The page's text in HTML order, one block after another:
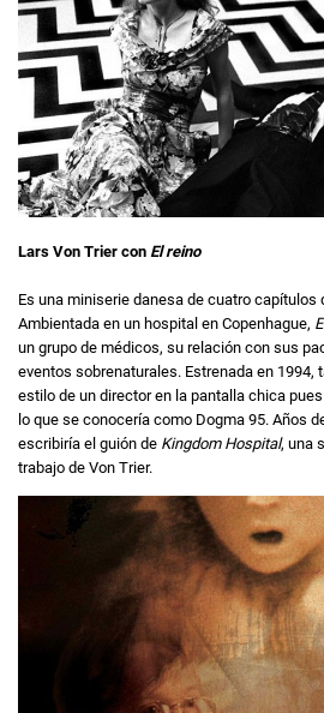
Lars Von Trier con El reino
Es una miniserie danesa de cuatro capítulos
Ambientada en un hospital en Copenhague,
un grupo de médicos, su relación con sus
eventos sobrenaturales. Estrenada en 1994,
estilo de un director en la pantalla chica
lo que se conocería como Dogma 95. Años
escribiría el guión de Kingdom Hospital, una
trabajo de Von Trier.